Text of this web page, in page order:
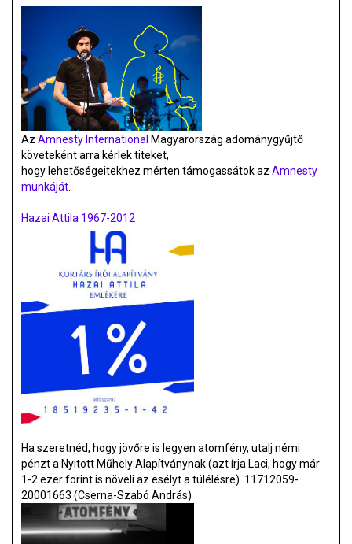
Az Amnesty International Magyarország adománygyűjtő
követeként arra kérlek titeket,
hogy lehetőségeitekhez mérten támogassátok az Amnesty
munkáját.
Hazai Attila 1967-2012
Ha szeretnéd, hogy jövőre is legyen atomfény, utalj némi
pénzt a Nyitott Műhely Alapítványnak (azt írja Laci, hogy már
1-2 ezer forint is növeli az esélyt a túlélésre). 11712059-
20001663 (Cserna-Szabó András)